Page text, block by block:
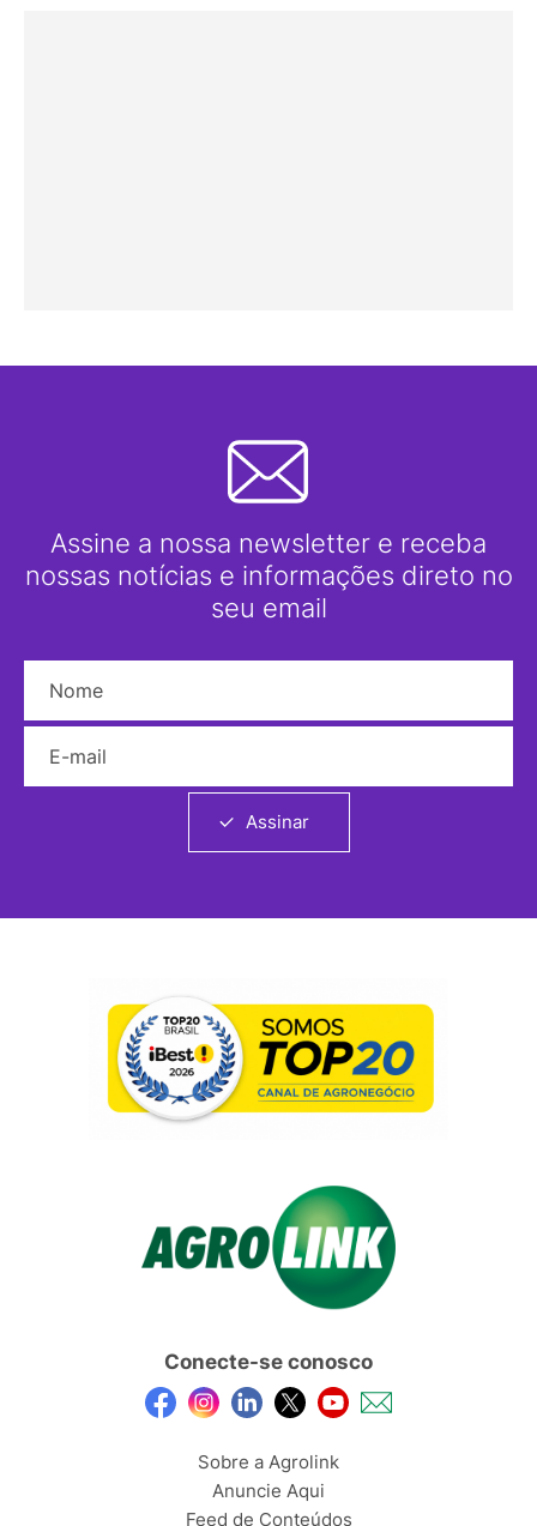
Assine a nossa newsletter e receba
nossas notícias e informações direto no
seu email
Assinar
Conecte-se conosco
Sobre a Agrolink
Anuncie Aqui
Feed de Conteúdos